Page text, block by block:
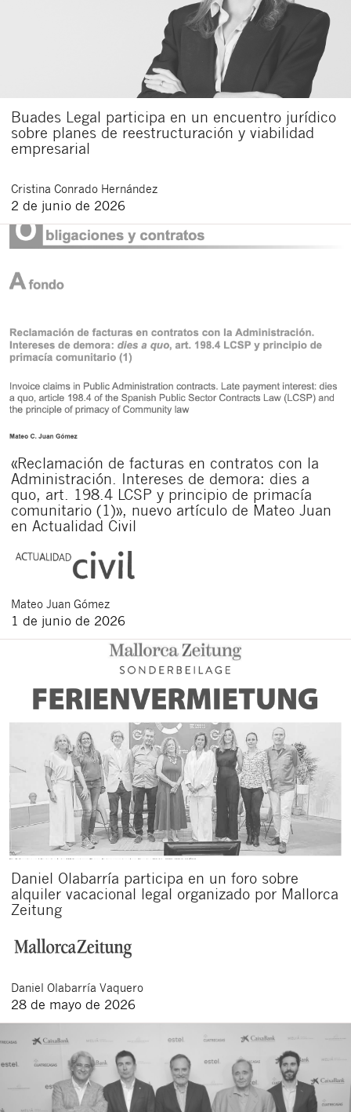
Buades Legal participa en un encuentro jurídico
sobre planes de reestructuración y viabilidad
empresarial
Cristina Conrado Hernández
2 de junio de 2026
«Reclamación de facturas en contratos con la
Administración. Intereses de demora: dies a
quo, art. 198.4 LCSP y principio de primacía
comunitario (1)», nuevo artículo de Mateo Juan
en Actualidad Civil
Mateo Juan Gómez
1 de junio de 2026
Daniel Olabarría participa en un foro sobre
alquiler vacacional legal organizado por Mallorca
Zeitung
Daniel Olabarría Vaquero
28 de mayo de 2026